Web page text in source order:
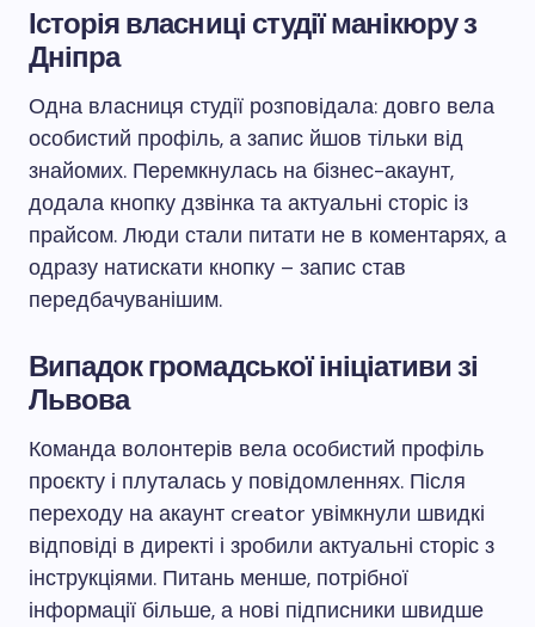
Історія власниці студії манікюру з
Дніпра
Одна власниця студії розповідала: довго вела
особистий профіль, а запис йшов тільки від
знайомих. Перемкнулась на бізнес-акаунт,
додала кнопку дзвінка та актуальні сторіс із
прайсом. Люди стали питати не в коментарях, а
одразу натискати кнопку – запис став
передбачуванішим.
Випадок громадської ініціативи зі
Львова
Команда волонтерів вела особистий профіль
проєкту і плуталась у повідомленнях. Після
переходу на акаунт creator увімкнули швидкі
відповіді в директі і зробили актуальні сторіс з
інструкціями. Питань менше, потрібної
інформації більше, а нові підписники швидше